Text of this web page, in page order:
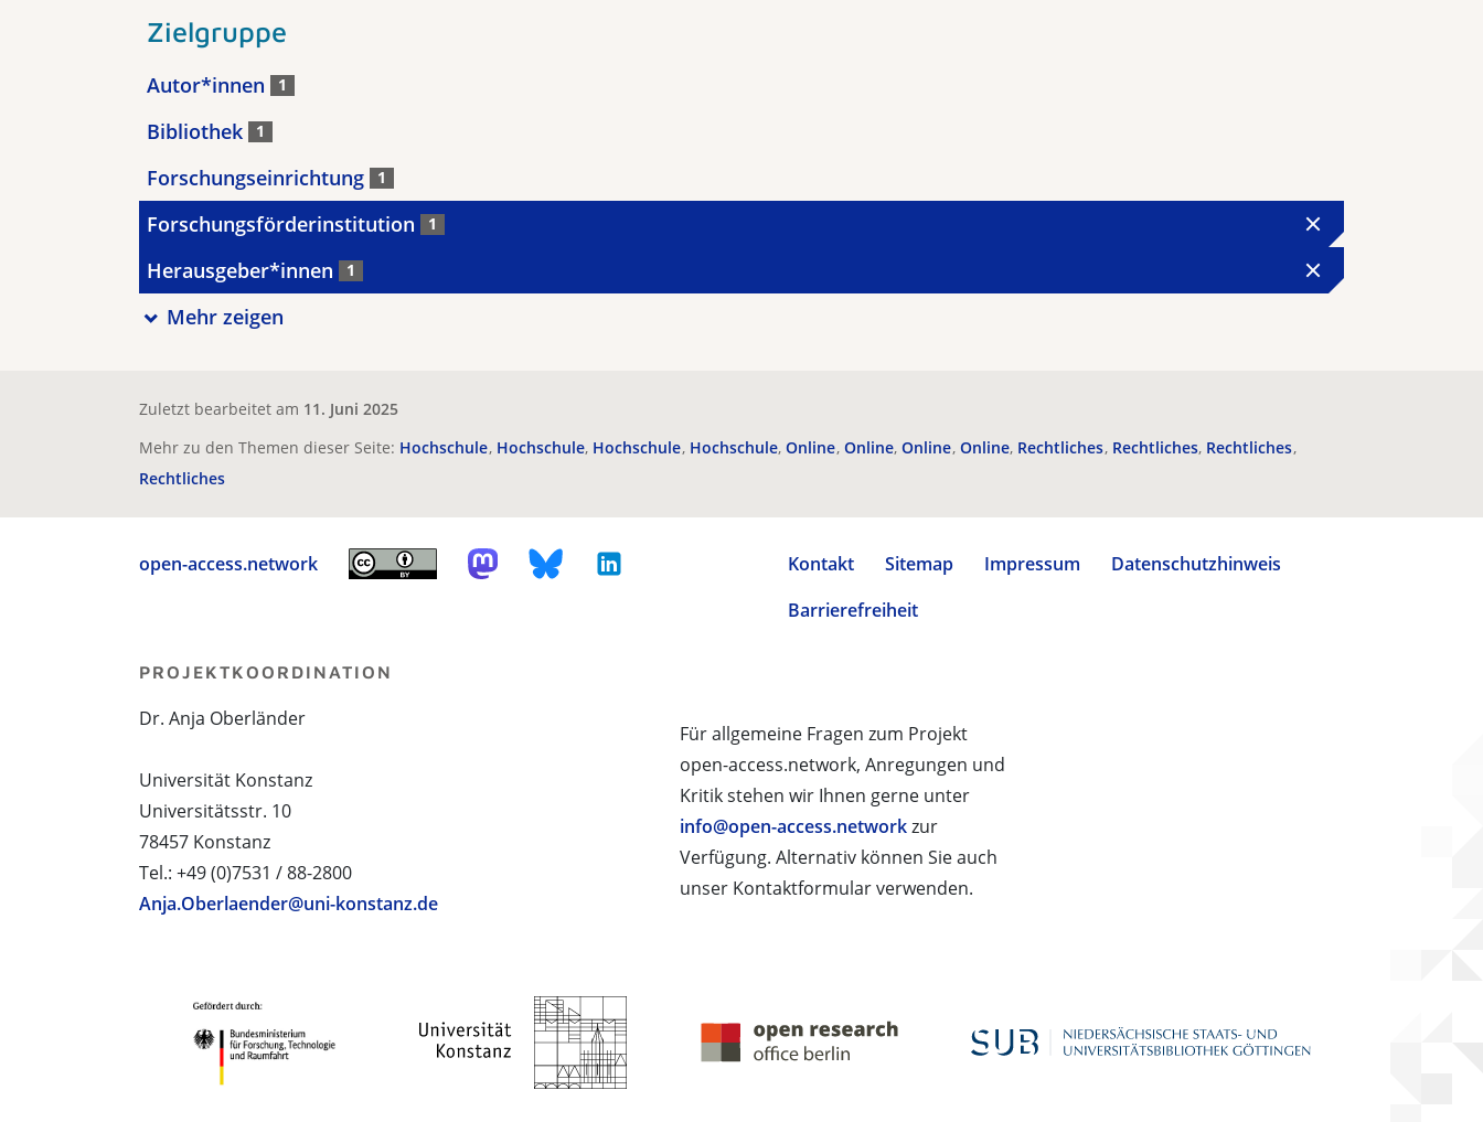
Zielgruppe
Autor*innen 1
Bibliothek 1
Forschungseinrichtung 1
Forschungsförderinstitution 1
Herausgeber*innen 1
Mehr zeigen
Zuletzt bearbeitet am 11. Juni 2025
Mehr zu den Themen dieser Seite: Hochschule Hochschule Hochschule Hochschule Online Online Online Online Rechtliches Rechtliches Rechtliches
Rechtliches
open-access.network Kontakt Sitemap Impressum
Datenschutzhinweis
Barrierefreiheit
Für allgemeine Fragen zum Projekt
open-access.network, Anregungen und
Kritik stehen wir Ihnen gerne unter
info@open-access.networkzur
Verfügung. Alternativ können Sie auch
unser Kontaktformular verwenden.
PROJEKTKOORDINATION
Dr. Anja Oberländer
Universität Konstanz
Universitätsstr. 10
78457 Konstanz
Tel.: +49 (0)7531 / 88-2800
Anja.Oberlaender@uni-konstanz.de